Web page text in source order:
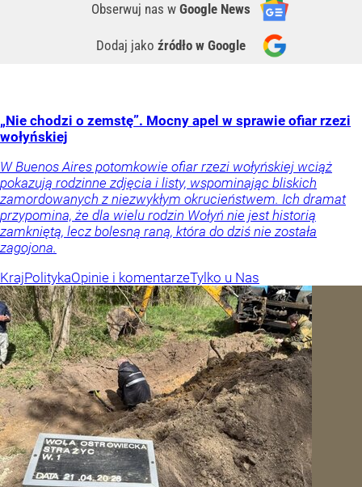
Obserwuj nas w Google News
Dodaj jako źródło w Google
„Nie chodzi o zemstę”. Mocny apel w sprawie ofiar rzezi
wołyńskiej
W Buenos Aires potomkowie ofiar rzezi wołyńskiej wciąż
pokazują rodzinne zdjęcia i listy, wspominając bliskich
zamordowanych z niezwykłym okrucieństwem. Ich dramat
przypomina, że dla wielu rodzin Wołyń nie jest historią
zamkniętą, lecz bolesną raną, która do dziś nie została
zagojona.
KrajPolitykaOpinie i komentarzeTylko u Nas